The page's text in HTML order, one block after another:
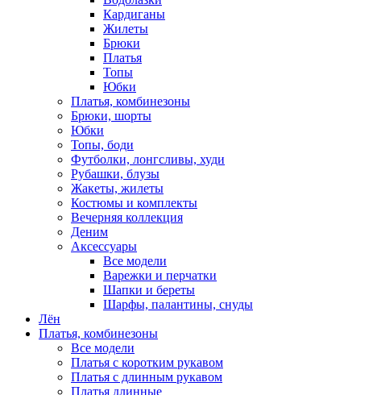
Кардиганы
Жилеты
Брюки
Платья
Топы
Юбки
Платья, комбинезоны
Брюки, шорты
Юбки
Топы, боди
Футболки, лонгсливы, худи
Рубашки, блузы
Жакеты, жилеты
Костюмы и комплекты
Вечерняя коллекция
Деним
Аксессуары
Все модели
Варежки и перчатки
Шапки и береты
Шарфы, палантины, снуды
Лён
Платья, комбинезоны
Все модели
Платья с коротким рукавом
Платья с длинным рукавом
Платья длинные